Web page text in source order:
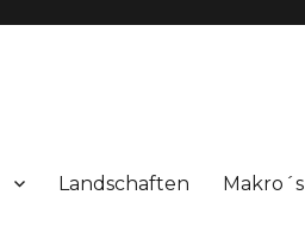
Landschaften Makro´s